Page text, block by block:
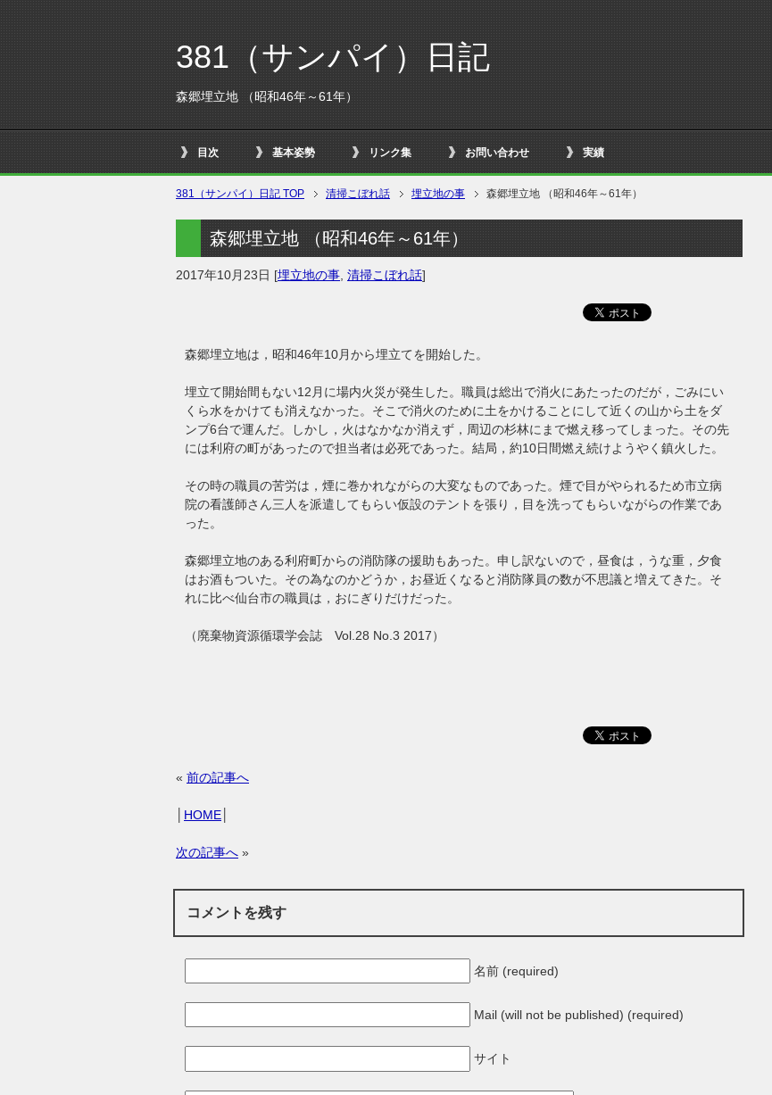
381（サンパイ）日記
森郷埋立地 （昭和46年～61年）
目次 基本姿勢 リンク集 お問い合わせ 実績
381（サンパイ）日記 TOP 清掃こぼれ話 埋立地の事 森郷埋立地 （昭和46年～61年）
森郷埋立地 （昭和46年～61年）
2017年10月23日 [埋立地の事 清掃こぼれ話]
森郷埋立地は，昭和46年10月から埋立てを開始した。
埋立て開始間もない12月に場内火災が発生した。職員は総出で消火にあたったのだが，ごみにい
くら水をかけても消えなかった。そこで消火のために土をかけることにして近くの山から土をダ
ンプ6台で運んだ。しかし，火はなかなか消えず，周辺の杉林にまで燃え移ってしまった。その先
には利府の町があったので担当者は必死であった。結局，約10日間燃え続けようやく鎮火した。
その時の職員の苦労は，煙に巻かれながらの大変なものであった。煙で目がやられるため市立病
院の看護師さん三人を派遣してもらい仮設のテントを張り，目を洗ってもらいながらの作業であ
った。
森郷埋立地のある利府町からの消防隊の援助もあった。申し訳ないので，昼食は，うな重，夕食
はお酒もついた。その為なのかどうか，お昼近くなると消防隊員の数が不思議と増えてきた。そ
れに比べ仙台市の職員は，おにぎりだけだった。
（廃棄物資源循環学会誌 Vol.28 No.3 2017）
« 前の記事へ
HOME
次の記事へ »
コメントを残す
名前 (required)
Mail (will not be published) (required)
サイト